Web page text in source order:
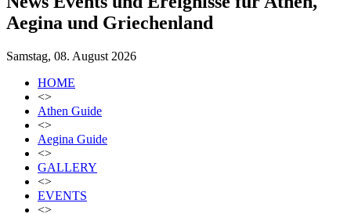
Aegina und Griechenland
Samstag, 08. August 2026
HOME
<>
Athen Guide
<>
Aegina Guide
<>
GALLERY
<>
EVENTS
<>